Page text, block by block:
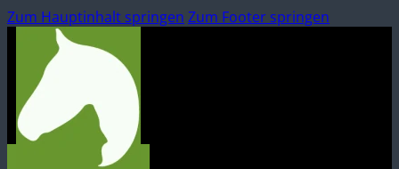
Zum Hauptinhalt springen Zum Footer springen